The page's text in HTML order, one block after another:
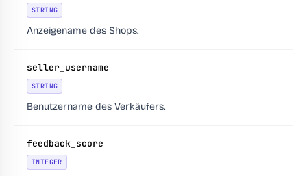
STRING
Anzeigename des Shops.
seller_username
STRING
Benutzername des Verkäufers.
feedback_score
INTEGER